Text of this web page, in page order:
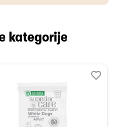
kategorije